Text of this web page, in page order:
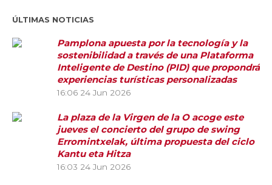
ÚLTIMAS NOTICIAS
Pamplona apuesta por la tecnología y la
sostenibilidad a través de una Plataforma
Inteligente de Destino (PID) que propondrá
experiencias turísticas personalizadas
16:06 24 Jun 2026
La plaza de la Virgen de la O acoge este
jueves el concierto del grupo de swing
Erromintxelak, última propuesta del ciclo
Kantu eta Hitza
16:03 24 Jun 2026